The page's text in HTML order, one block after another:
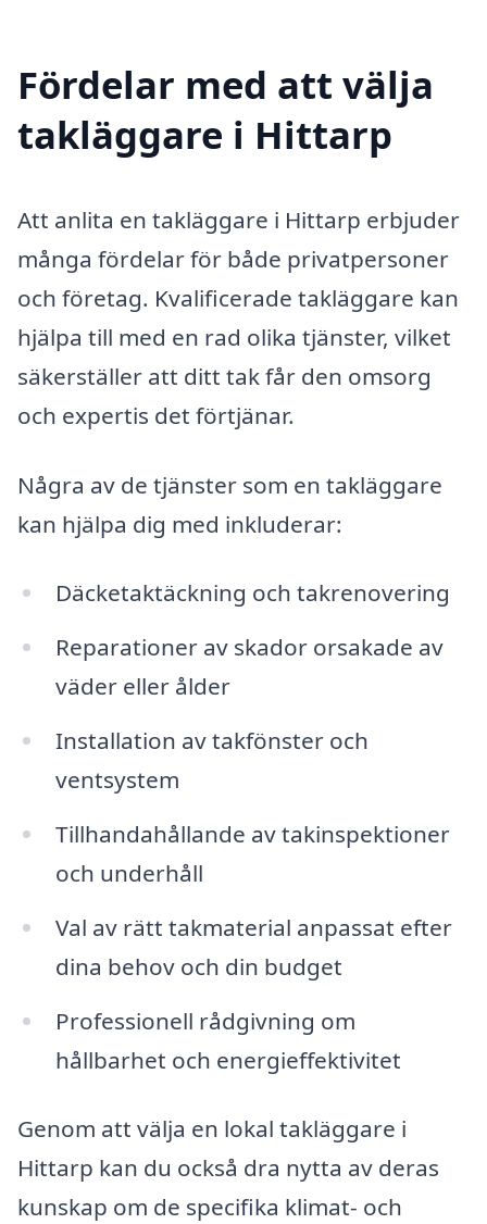
Fördelar med att välja
takläggare i Hittarp
Att anlita en takläggare i Hittarp erbjuder
många fördelar för både privatpersoner
och företag. Kvalificerade takläggare kan
hjälpa till med en rad olika tjänster, vilket
säkerställer att ditt tak får den omsorg
och expertis det förtjänar.
Några av de tjänster som en takläggare
kan hjälpa dig med inkluderar:
Däcketaktäckning och takrenovering
Reparationer av skador orsakade av
väder eller ålder
Installation av takfönster och
ventsystem
Tillhandahållande av takinspektioner
och underhåll
Val av rätt takmaterial anpassat efter
dina behov och din budget
Professionell rådgivning om
hållbarhet och energieffektivitet
Genom att välja en lokal takläggare i
Hittarp kan du också dra nytta av deras
kunskap om de specifika klimat- och